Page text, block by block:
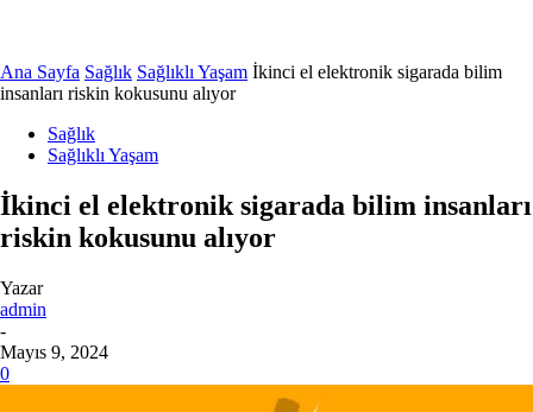
Ana Sayfa Sağlık Sağlıklı Yaşam İkinci el elektronik sigarada bilim
insanları riskin kokusunu alıyor
Sağlık
Sağlıklı Yaşam
İkinci el elektronik sigarada bilim insanları
riskin kokusunu alıyor
Yazar
admin
-
Mayıs 9, 2024
0